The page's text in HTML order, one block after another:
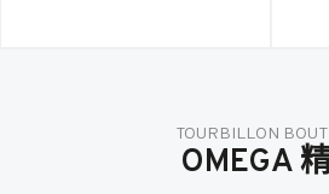
TOURBILLON
OMEGA